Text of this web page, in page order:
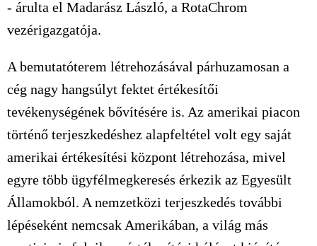
- árulta el Madarász László, a RotaChrom
vezérigazgatója.
A bemutatóterem létrehozásával párhuzamosan a
cég nagy hangsúlyt fektet értékesítői
tevékenységének bővítésére is. Az amerikai piacon
történő terjeszkedéshez alapfeltétel volt egy saját
amerikai értékesítési központ létrehozása, mivel
egyre több ügyfélmegkeresés érkezik az Egyesült
Államokból. A nemzetközi terjeszkedés további
lépéseként nemcsak Amerikában, a világ más